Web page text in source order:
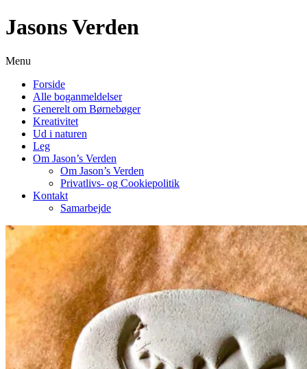
Skip
to
Jasons Verden
Menu
Forside
Alle boganmeldelser
Generelt om Børnebøger
Kreativitet
Ud i naturen
Leg
Om Jason’s Verden
Om Jason’s Verden
Privatlivs- og Cookiepolitik
Kontakt
Samarbejde